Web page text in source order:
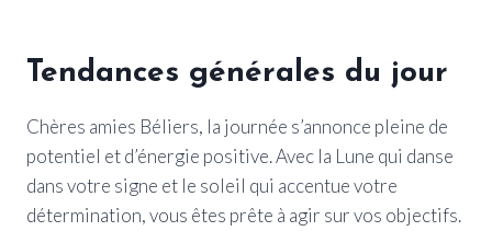
Tendances générales du jour
Chères amies Béliers, la journée s’annonce pleine de
potentiel et d’énergie positive. Avec la Lune qui danse
dans votre signe et le soleil qui accentue votre
détermination, vous êtes prête à agir sur vos objectifs.